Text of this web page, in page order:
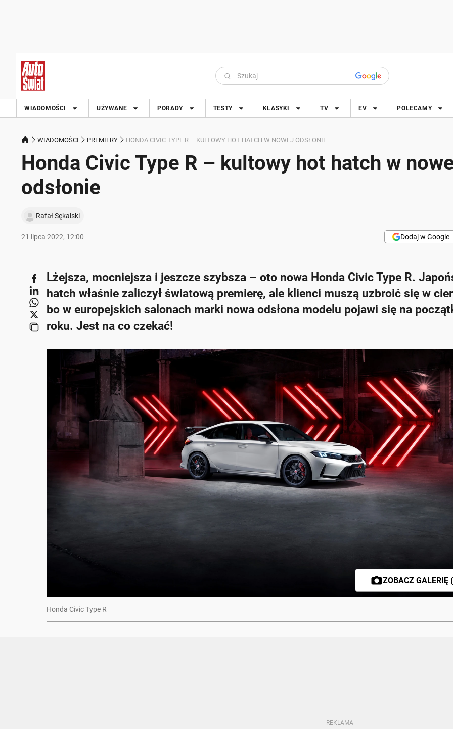
WIADOMOŚCI UŻYWANE PORADY TESTY KLASYKI TV EV POLECAMY
WIADOMOŚCI PREMIERY HONDA CIVIC TYPE R – KULTOWY HOT HATCH W NOWEJ ODSŁONIE
Honda Civic Type R – kultowy hot hatch w
odsłonie
Rafał Sękalski
21 lipca 2022, 12:00 Dodaj w Google
Lżejsza, mocniejsza i jeszcze szybsza – oto nowa Honda Civic Type R.
hatch właśnie zaliczył światową premierę, ale klienci muszą uzbroić się w
bo w europejskich salonach marki nowa odsłona modelu pojawi się na
roku. Jest na co czekać!
ZOBACZ GALERIĘ
Honda Civic Type R